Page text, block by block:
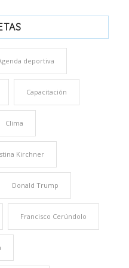
deportiva
Capacitación
Clima
Kirchner
Donald Trump
Francisco Cerúndolo